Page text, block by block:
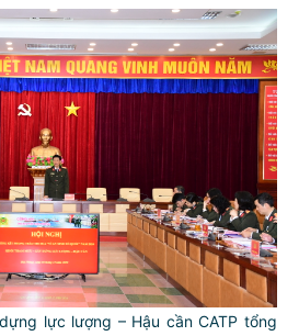
lực lượng – Hậu cần CATP tổng